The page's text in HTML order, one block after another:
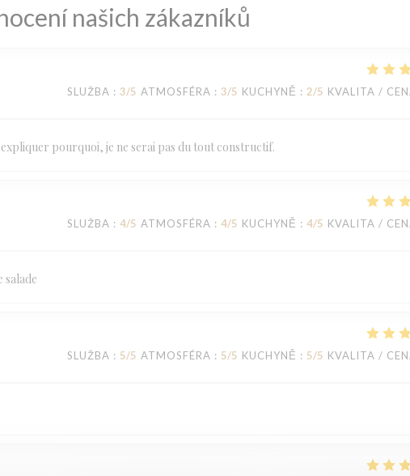
našich zákazníků
SLUŽBA : 3/5 ATMOSFÉRA : 3/5 KUCHYNĚ : 2/5 KVALITA /
pourquoi, je ne serai pas du tout constructif.
SLUŽBA : 4/5 ATMOSFÉRA : 4/5 KUCHYNĚ : 4/5 KVALITA /
SLUŽBA : 5/5 ATMOSFÉRA : 5/5 KUCHYNĚ : 5/5 KVALITA /